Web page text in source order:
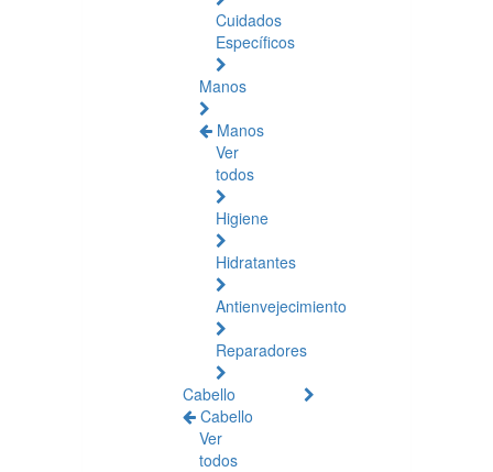
Cuidados
Específicos
Manos
Manos
Ver
todos
Higiene
Hidratantes
Antienvejecimiento
Reparadores
Cabello
Cabello
Ver
todos